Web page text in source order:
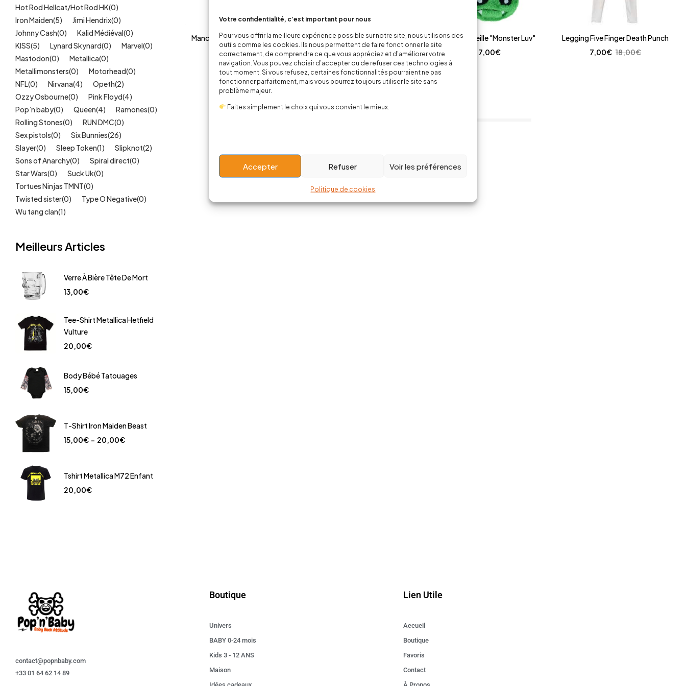
Votre confidentialité, c’est important pour nous
Pour vous offrir la meilleure expérience possible sur notre site, nous utilisons des
outils comme les cookies. Ils nous permettent de faire fonctionner le site
correctement, de comprendre ce que vous appréciez et d’améliorer votre
navigation. Vous pouvez choisir d’accepter ou de refuser ces technologies à
tout moment. Si vous refusez, certaines fonctionnalités pourraient ne pas
fonctionner parfaitement, mais vous pourrez toujours utiliser le site sans
problème majeur.
Faites simplement le choix qui vous convient le mieux.
Accepter Refuser Voir les préférences
Politique de cookies
Hot Rod Hellcat/Hot Rod HK(0)
Iron Maiden(5) Jimi Hendrix(0)
Johnny Cash(0) Kalid Médiéval(0)
KISS(5) Lynard Skynard(0) Marvel(0)
Mastodon(0) Metallica(0)
Metallimonsters(0) Motorhead(0)
NFL(0) Nirvana(4) Opeth(2)
Ozzy Osbourne(0) Pink Floyd(4)
Pop’n baby(0) Queen(4) Ramones(0)
Rolling Stones(0) RUN DMC(0)
Sex pistols(0) Six Bunnies(26)
Slayer(0) Sleep Token(1) Slipknot(2)
Sons of Anarchy(0) Spiral direct(0)
Star Wars(0) Suck Uk(0)
Tortues Ninjas TMNT(0)
Twisted sister(0) Type O Negative(0)
Wu tang clan(1)
Meilleurs Articles
Verre À Bière Tête De Mort
13,00€
Tee-Shirt Metallica Hetfield
Vulture
20,00€
Body Bébé Tatouages
15,00€
T-Shirt Iron Maiden Beast
15,00€ – 20,00€
Tshirt Metallica M72 Enfant
20,00€
Manche faux tattoo enfant-
Tribal
6,00€
Manche faux tattoo enfant-Bob
l’éponge
6,00 €
Cache Oreille "Monster Luv"
7,00€
Legging Five Finger Death Punch
18,00€
7,00€
Showing 1–12 of 209 item(s)
contact@popnbaby.com
+33 01 64 62 14 89
Boutique
Univers
BABY 0-24 mois
Kids 3 - 12 ANS
Maison
Lien Utile
Accueil
Boutique
Favoris
Contact